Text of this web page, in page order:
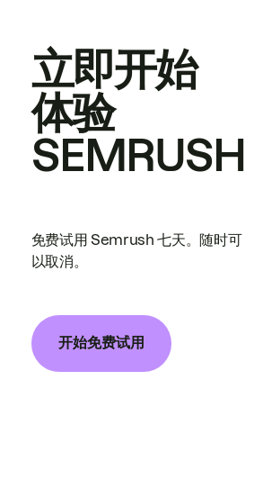
立即开始
体验
SEMRUSH
免费试用 Semrush 七天。随时可
以取消。
开始免费试用